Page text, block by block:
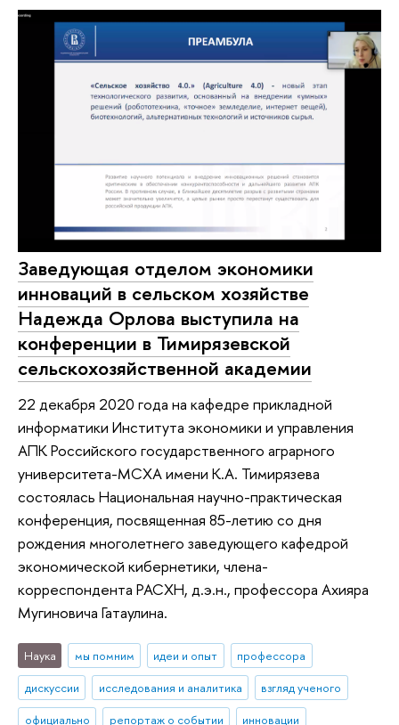
Заведующая отделом экономики
инноваций в сельском хозяйстве
Надежда Орлова выступила на
конференции в Тимирязевской
сельскохозяйственной академии
22 декабря 2020 года на кафедре прикладной
информатики Института экономики и управления
АПК Российского государственного аграрного
университета-МСХА имени К.А. Тимирязева
состоялась Национальная научно-практическая
конференция, посвященная 85-летию со дня
рождения многолетнего заведующего кафедрой
экономической кибернетики, члена-
корреспондента РАСХН, д.э.н., профессора Ахияра
Мугиновича Гатаулина.
Наука мы помним идеи и опыт
профессора
дискуссии
исследования и аналитика
взгляд ученого
официально
репортаж о событии инновации